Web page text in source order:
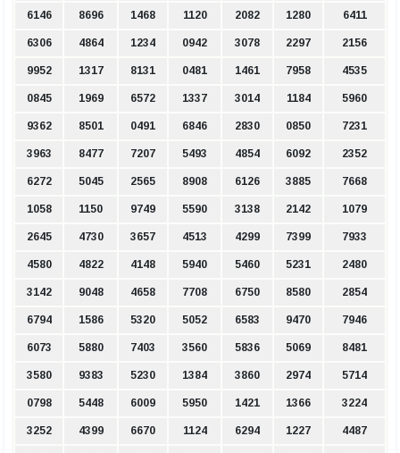
6146 8696 1468 1120 2082 1280 6411
6306 4864 1234 0942 3078 2297 2156
9952 1317 8131 0481 1461 7958 4535
0845 1969 6572 1337 3014 1184 5960
9362 8501 0491 6846 2830 0850 7231
3963 8477 7207 5493 4854 6092 2352
6272 5045 2565 8908 6126 3885 7668
1058 1150 9749 5590 3138 2142 1079
2645 4730 3657 4513 4299 7399 7933
4580 4822 4148 5940 5460 5231 2480
3142 9048 4658 7708 6750 8580 2854
6794 1586 5320 5052 6583 9470 7946
6073 5880 7403 3560 5836 5069 8481
3580 9383 5230 1384 3860 2974 5714
0798 5448 6009 5950 1421 1366 3224
3252 4399 6670 1124 6294 1227 4487